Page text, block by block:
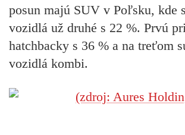
posun majú SUV v Poľsku, kde
vozidlá už druhé s 22 %. Prvú
hatchbacky s 36 % a na treťom
vozidlá kombi.